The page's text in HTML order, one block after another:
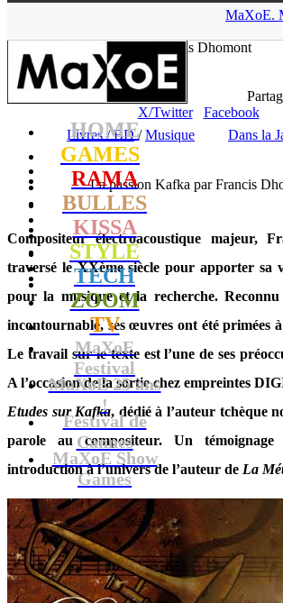
MaXoE.
HOME
GAMES
RAMA
BULLES
KISSA
STYLE
TECH
ZOOM
TV
MaXoE
Festival
MaXoE 25 ans
!
Festival de
Cannes
MaXoE Show
Games
Francis Dhomont
X/Twitter
Facebook
Livres / BD/Musique Dans la
La passion Kafka par Francis
Compositeur électroacoustique majeur,
traversé le XXème siècle pour apporter sa
pour la musique et la recherche.
incontournable, ses œuvres ont été primées
Le travail sur le texte est l’une de ses
A l’occasion de la sortie chez empreintes
Etudes sur Kafka, dédié à l’auteur tchèque
parole au compositeur. Un témoignage
introduction à l’univers de l’auteur de La